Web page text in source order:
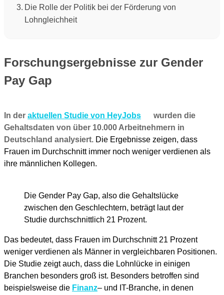
Die Rolle der Politik bei der Förderung von
Lohngleichheit
Forschungsergebnisse zur Gender
Pay Gap
In der aktuellen Studie von HeyJobs
wurden die
Gehaltsdaten von über 10.000 Arbeitnehmern in
Deutschland analysiert. Die Ergebnisse zeigen, dass
Frauen im Durchschnitt immer noch weniger verdienen als
ihre männlichen Kollegen.
Die Gender Pay Gap, also die Gehaltslücke
zwischen den Geschlechtern, beträgt laut der
Studie durchschnittlich 21 Prozent.
Das bedeutet, dass Frauen im Durchschnitt 21 Prozent
weniger verdienen als Männer in vergleichbaren Positionen.
Die Studie zeigt auch, dass die Lohnlücke in einigen
Branchen besonders groß ist. Besonders betroffen sind
beispielsweise die Finanz– und IT-Branche, in denen